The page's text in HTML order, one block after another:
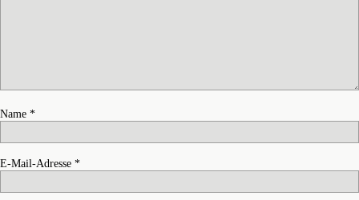
Name *
E-Mail-Adresse *